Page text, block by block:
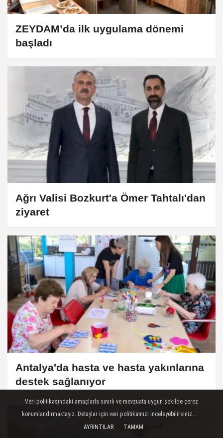
ZEYDAM’da ilk uygulama dönemi
başladı
Ağrı Valisi Bozkurt'a Ömer Tahtalı'dan
ziyaret
Antalya'da hasta ve hasta yakınlarına
destek sağlanıyor
Veri politikasındaki amaçlarla sınırlı ve mevzuata uygun şekilde çerez
konumlandırmaktayız. Detaylar için veri politikamızı inceleyebilirsiniz...
AYRINTILAR
TAMAM